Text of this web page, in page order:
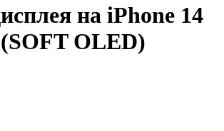
на iPhone 14
OLED)